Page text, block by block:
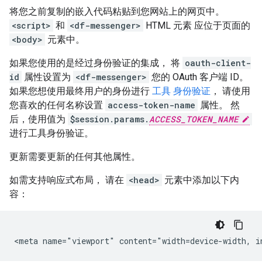
将您之前复制的嵌入代码粘贴到您网站上的网页中。
<script> 和 <df-messenger> HTML 元素 应位于页面的
<body> 元素中。
如果您使用的是经过身份验证的集成， 将 oauth-client-
id 属性设置为 <df-messenger> 您的 OAuth 客户端 ID。
如果您想使用最终用户的身份进行 工具 身份验证 ， 请使用
您喜欢的任何名称设置 access-token-name 属性。 然
后，使用值为 $session.params.ACCESS_TOKEN_NAME
进行工具身份验证。
更新需要更新的任何其他属性。
如需支持响应式布局， 请在 <head> 元素中添加以下内
容：